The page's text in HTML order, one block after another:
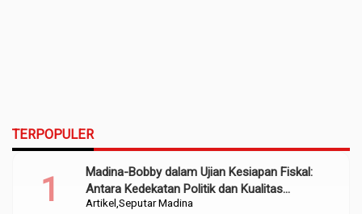
TERPOPULER
Artikel Seputar Madina
Madina-Bobby dalam Ujian Kesiapan Fiskal:
Antara Kedekatan Politik dan Kualitas
Perencanaan